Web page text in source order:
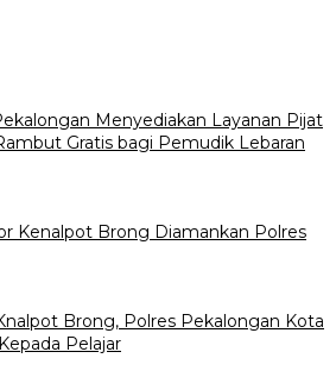
Menyediakan Layanan Pijat
Gratis bagi Pemudik Lebaran
Kenalpot Brong Diamankan Polres
Brong, Polres Pekalongan Kota
Pelajar